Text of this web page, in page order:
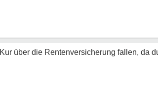
über die Rentenversicherung fallen, da